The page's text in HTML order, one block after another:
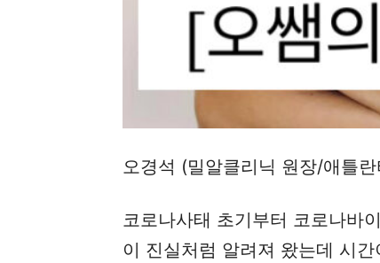
오경석 (밀알클리닉 원장/애틀
코로나사태 초기부터 코로나바
이 진실처럼 알려져 왔는데 시